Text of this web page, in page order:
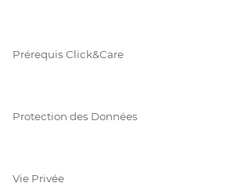
Prérequis Click&Care
Protection des Données
Vie Privée